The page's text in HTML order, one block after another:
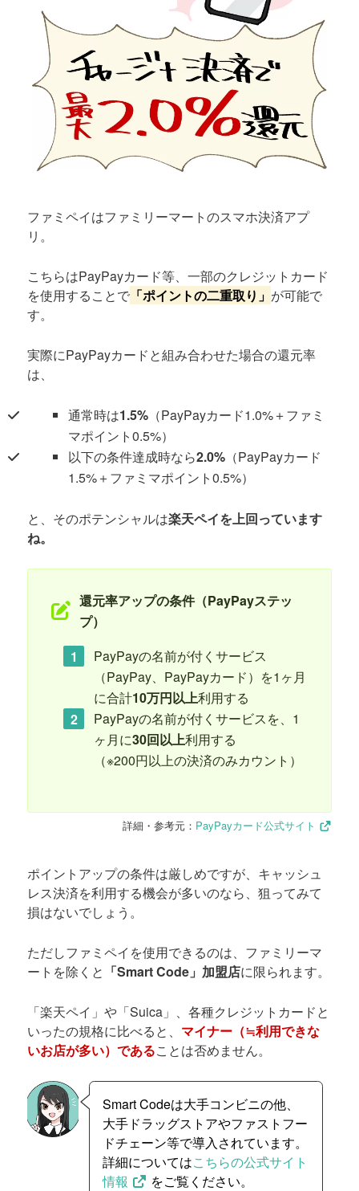
ファミペイはファミリーマートのスマホ決済アプ
リ。
こちらはPayPayカード等、一部のクレジットカード
を使用することで 「ポイントの二重取り」 が可能で
す。
実際にPayPayカードと組み合わせた場合の還元率
は、
通常時は1.5% （PayPayカード1.0%＋ファミ
マポイント0.5%）
以下の条件達成時なら2.0% （PayPayカード
1.5%＋ファミマポイント0.5%）
と、そのポテンシャルは楽天ペイを上回っています
ね。
還元率アップの条件（PayPayステッ
プ）
PayPayの名前が付くサービス
（PayPay、PayPayカード）を1ヶ月
に合計10万円以上利用する
PayPayの名前が付くサービスを、1
ヶ月に30回以上利用する
（※200円以上の決済のみカウント）
詳細・参考元： PayPayカード公式サイト
ポイントアップの条件は厳しめですが、キャッシュ
レス決済を利用する機会が多いのなら、狙ってみて
損はないでしょう。
ただしファミペイを使用できるのは、ファミリーマ
ートを除くと 「Smart Code」加盟店に限られます。
「楽天ペイ」や「Suica」、各種クレジットカードと
いったの規格に比べると、 マイナー（≒利用できな
いお店が多い）であることは否めません。
Smart Codeは大手コンビニの他、
大手ドラッグストアやファストフー
ドチェーン等で導入されています。
詳細についてはこちらの公式サイト
情報
をご覧ください。